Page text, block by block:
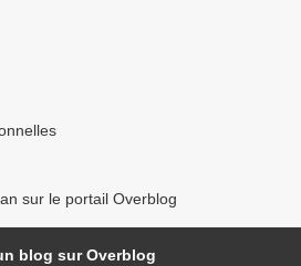
sur le portail Overblog
blog sur Overblog